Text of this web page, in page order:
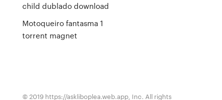
child dublado download
Motoqueiro fantasma 1
torrent magnet
© 2019 https://askliboplea.web.app, Inc. All rights